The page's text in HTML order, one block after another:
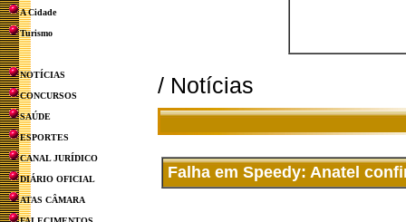
A Cidade
Turismo
NOTÍCIAS
CONCURSOS
SAÚDE
ESPORTES
CANAL JURÍDICO
DIÁRIO OFICIAL
ATAS CÂMARA
/ Notícias
Falha em Speedy: Anatel